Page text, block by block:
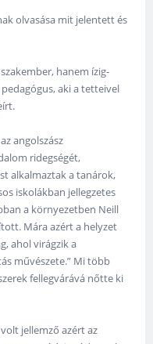
olvasása mit jelentett és
hanem ízig-
aki a tetteivel
angolszász
ridegségét,
alkalmaztak a tanárok,
iskolákban jellegzetes
a környezetben Neill
Mára azért a helyzet
ahol virágzik a
művészete.” Mi több
fellegvárává nőtte ki
jellemző azért az